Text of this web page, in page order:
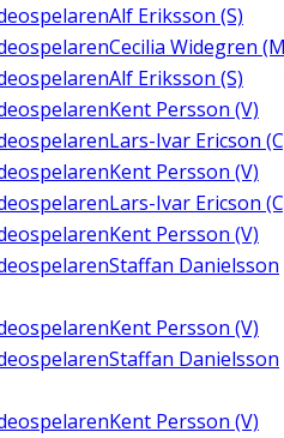
Alf Eriksson (S)
Cecilia Widegren
Alf Eriksson (S)
Kent Persson (V)
Lars-Ivar Ericson
Kent Persson (V)
Lars-Ivar Ericson
Kent Persson (V)
Staffan Danielsson
Kent Persson (V)
Staffan Danielsson
Kent Persson (V)